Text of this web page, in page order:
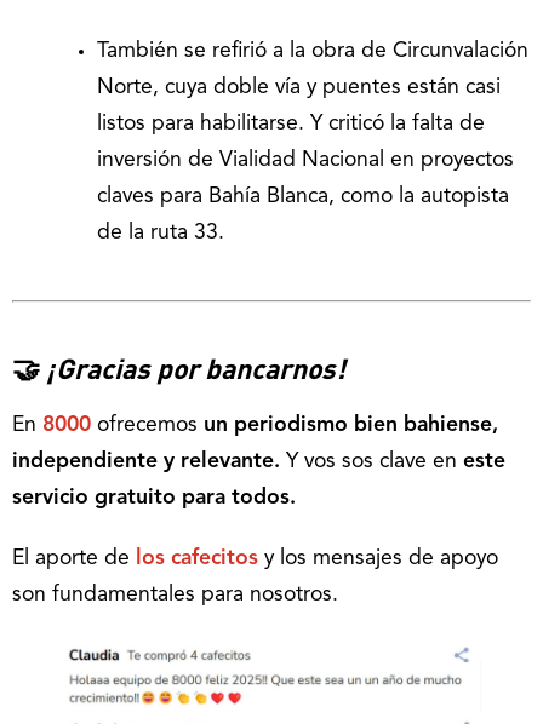
También se refirió a la obra de Circunvalación
Norte, cuya doble vía y puentes están casi
listos para habilitarse. Y criticó la falta de
inversión de Vialidad Nacional en proyectos
claves para Bahía Blanca, como la autopista
de la ruta 33.
🤝 ¡Gracias por bancarnos!
En 8000 ofrecemos un periodismo bien bahiense,
independiente y relevante. Y vos sos clave en este
servicio gratuito para todos.
El aporte de los cafecitos y los mensajes de apoyo
son fundamentales para nosotros.